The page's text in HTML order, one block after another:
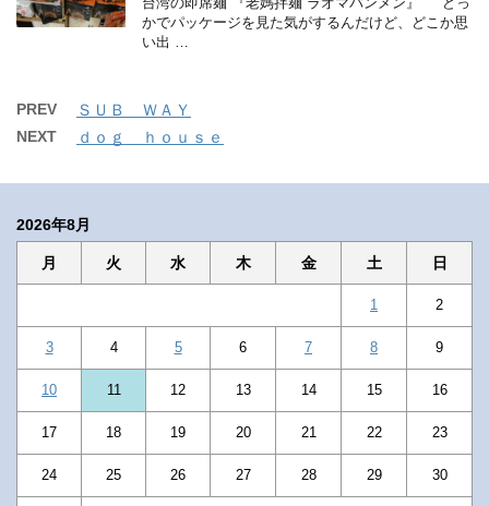
かでパッケージを見た気がするんだけど、どこか思
い出 …
PREV ＳＵＢ ＷＡＹ
NEXT ｄｏｇ ｈｏｕｓｅ
2026年8月
月 火 水 木 金 土 日
1 2
3 4 5 6 7 8 9
10 11 12 13 14 15 16
17 18 19 20 21 22 23
24 25 26 27 28 29 30